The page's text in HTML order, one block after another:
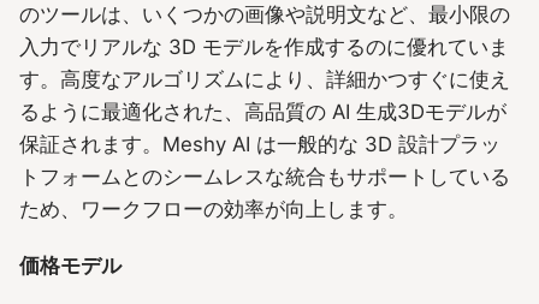
のツールは、いくつかの画像や説明文など、最小限の
入力でリアルな 3D モデルを作成するのに優れていま
す。高度なアルゴリズムにより、詳細かつすぐに使え
るように最適化された、高品質の AI 生成3Dモデルが
保証されます。Meshy AI は一般的な 3D 設計プラッ
トフォームとのシームレスな統合もサポートしている
ため、ワークフローの効率が向上します。
価格モデル